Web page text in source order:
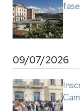
09/07/2026